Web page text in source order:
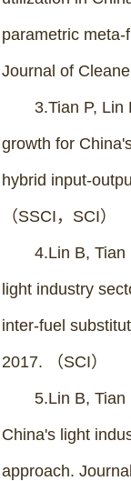
parametric
Journal of
3.Tian P,
growth for
hybrid input-
（SSCI，SCI）
4.Lin B, Tian
light industry
inter-fuel
2017. （SCI）
5.Lin B, Tian
China's light
approach.